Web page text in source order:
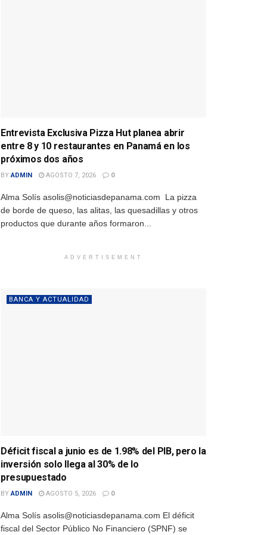
Entrevista Exclusiva Pizza Hut planea abrir
entre 8 y 10 restaurantes en Panamá en los
próximos dos años
BY ADMIN AGOSTO 7, 2026 0
Alma Solís asolis@noticiasdepanama.com La pizza
de borde de queso, las alitas, las quesadillas y otros
productos que durante años formaron...
ADVERTISEMENT
BANCA Y ACTUALIDAD
Déficit fiscal a junio es de 1.98% del PIB, pero la
inversión solo llega al 30% de lo
presupuestado
BY ADMIN AGOSTO 5, 2026 0
Alma Solís asolis@noticiasdepanama.com El déficit
fiscal del Sector Público No Financiero (SPNF) se